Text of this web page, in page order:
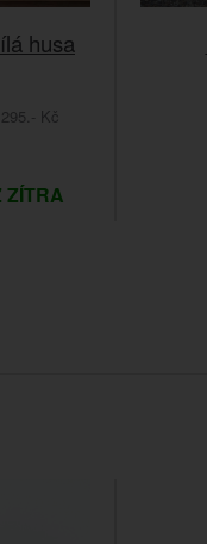
husa
Kč
ZÍTRA